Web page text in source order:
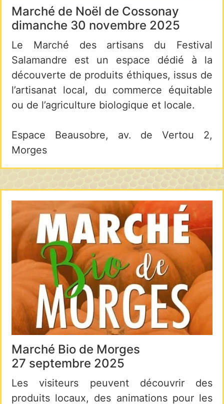
Marché de Noël de Cossonay
dimanche 30 novembre 2025
Le Marché des artisans du Festival
Salamandre est un espace dédié à la
découverte de produits éthiques, issus de
l’artisanat local, du commerce équitable
ou de l’agriculture biologique et locale.
Espace Beausobre, av. de Vertou 2,
Morges
Marché Bio de Morges
27 septembre 2025
Les visiteurs peuvent découvrir des
produits locaux, des animations pour les